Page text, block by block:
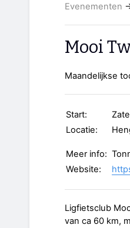
Evenementen
Mooi
Maandelijkse
Start:
Locatie:
Meer info:
Website:
Ligfietsclub
van ca 60 km,